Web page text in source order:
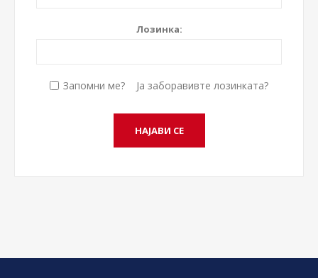
Лозинка:
Запомни ме? Ја заборавивте лозинката?